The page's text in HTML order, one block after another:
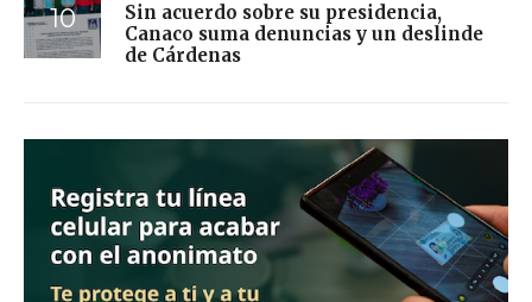
Sin acuerdo sobre su presidencia,
Canaco suma denuncias y un deslinde
de Cárdenas